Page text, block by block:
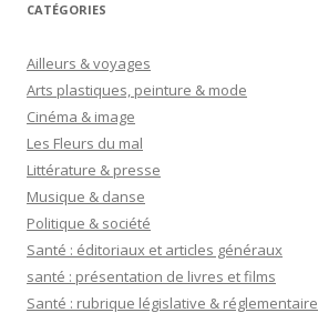
CATÉGORIES
Ailleurs & voyages
Arts plastiques, peinture & mode
Cinéma & image
Les Fleurs du mal
Littérature & presse
Musique & danse
Politique & société
Santé : éditoriaux et articles généraux
santé : présentation de livres et films
Santé : rubrique législative & réglementaire